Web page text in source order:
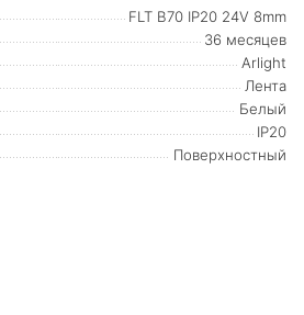
FLT B70 IP20 24V 8mm
36 месяцев
Arlight
Лента
Белый
IP20
Поверхностный